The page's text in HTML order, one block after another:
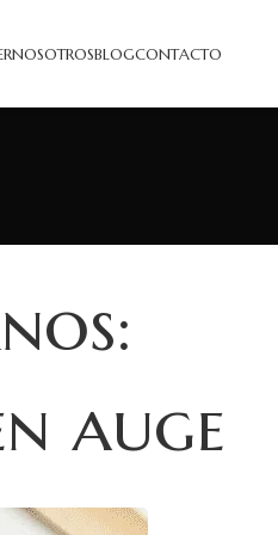
NOSOTROSBLOGCONTACTO
auge